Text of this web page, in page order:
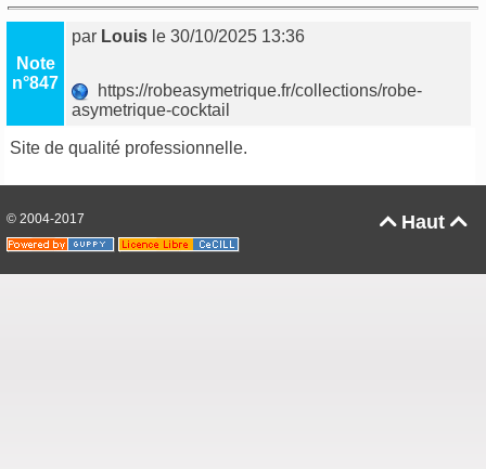
Note
n°847
par Louis le 30/10/2025 13:36
https://robeasymetrique.fr/collections/robe-
asymetrique-cocktail
Site de qualité professionnelle.
Haut 
© 2004-2017